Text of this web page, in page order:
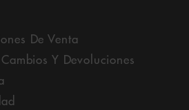
De Venta
Y Devoluciones